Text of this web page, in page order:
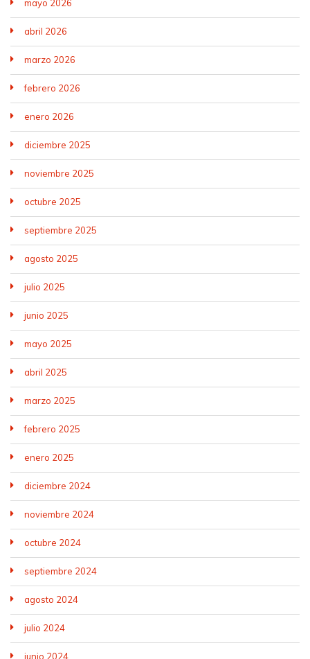
mayo 2026
abril 2026
marzo 2026
febrero 2026
enero 2026
diciembre 2025
noviembre 2025
octubre 2025
septiembre 2025
agosto 2025
julio 2025
junio 2025
mayo 2025
abril 2025
marzo 2025
febrero 2025
enero 2025
diciembre 2024
noviembre 2024
octubre 2024
septiembre 2024
agosto 2024
julio 2024
junio 2024